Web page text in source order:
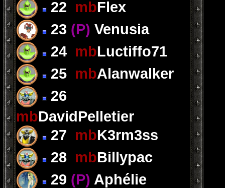
22 mbFlex
23 (P) Venusia
24 mbLuctiffo71
25 mbAlanwalker
26
mbDavidPelletier
27 mbK3rm3ss
28 mbBillypac
29 (P) Aphélie